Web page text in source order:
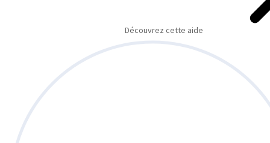
Découvrez cette aide